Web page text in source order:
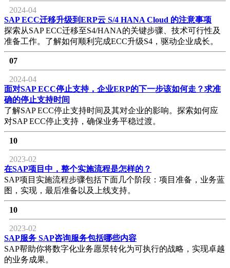
2024-04
SAP ECC迁移升级到ERP云 S/4 HANA Cloud 的注意事项
探索从SAP ECC迁移至S4/HANA的关键步骤、技术可行性及
准备工作。了解如何顺利完成ECC升级S4，驱动企业成长。
07
2024-04
面对SAP ECC停止支持，企业ERP的下一步该如何走？求准
确的停止支持时间
了解SAP ECC停止支持时间及其对企业的影响。探索如何应
对SAP ECC停止支持，确保业务平稳过渡。
10
2023-02
在SAP项目中，整个实施流程是怎样的？
SAP项目实施流程步骤包括下面几个阶段：项目准备，业务蓝
图，实现，最后准备以及上线支持。
10
2023-02
SAP服务 SAP咨询服务包括哪些内容
SAP帮助你将数字化业务愿景转化为可执行的战略，实现卓越
的业务成果。